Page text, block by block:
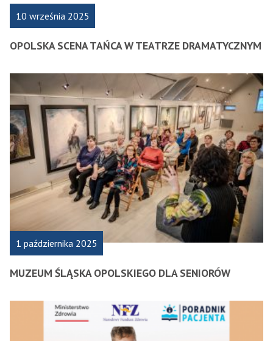
10 września 2025
OPOLSKA SCENA TAŃCA W TEATRZE DRAMATYCZNYM
1 października 2025
MUZEUM ŚLĄSKA OPOLSKIEGO DLA SENIORÓW